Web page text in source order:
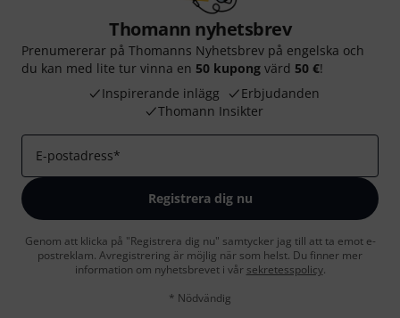
Thomann nyhetsbrev
Prenumererar på Thomanns Nyhetsbrev på engelska och
du kan med lite tur vinna en 50 kupong värd 50 €!
Inspirerande inlägg
Erbjudanden
Thomann Insikter
E-postadress*
Registrera dig nu
Genom att klicka på "Registrera dig nu" samtycker jag till att ta emot e-
postreklam. Avregistrering är möjlig när som helst. Du finner mer
information om nyhetsbrevet i vår sekretesspolicy.
* Nödvändig